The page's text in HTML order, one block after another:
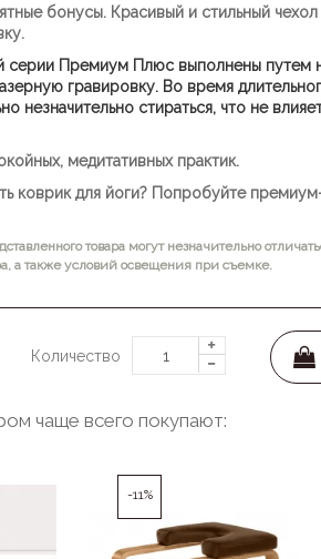
бонусы. Красивый и стильный
серии Премиум Плюс выполнены путем
гравировку. Во время
незначительно стираться, что не
медитативных практик.
коврик для йоги? Попробуйте
товара могут незначительно
а также условий освещения при съемке.
Количество
чаще всего покупают:
-11%